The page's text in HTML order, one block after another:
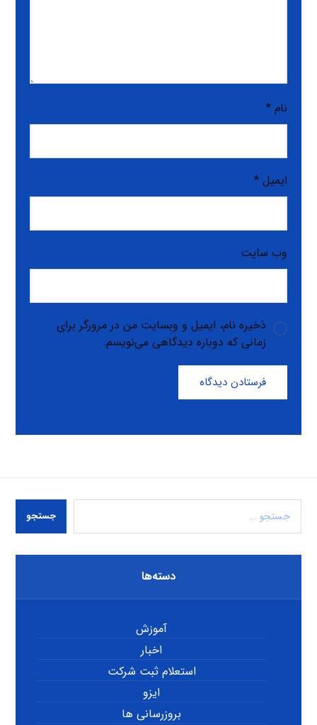
نام*
ایمیل*
وب‌ سایت
ذخیره نام، ایمیل و وبسایت من در مرورگر برای
زمانی که دوباره دیدگاهی می‌نویسم.
فرستادن دیدگاه
جستجو
دسته‌ها
آموزش
اخبار
استعلام ثبت شرکت
ایزو
بروزرسانی ها